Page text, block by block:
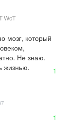
WoT
мозг, который
Не знаю.
жизнью.
1
1